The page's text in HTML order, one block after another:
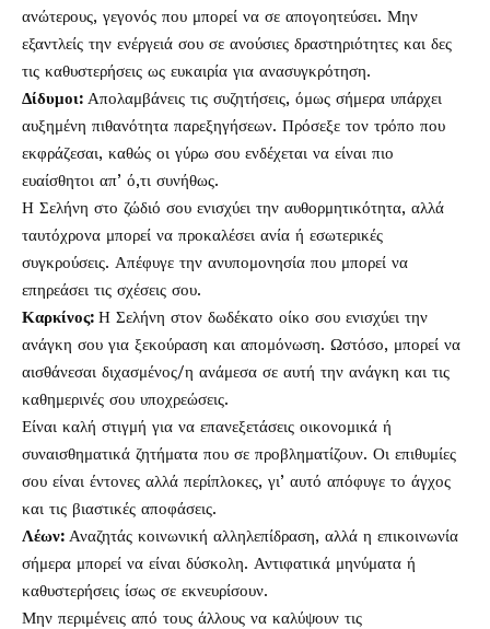
ανώτερους, γεγονός που μπορεί να σε απογοητεύσει. Μην
εξαντλείς την ενέργειά σου σε ανούσιες δραστηριότητες και δες
τις καθυστερήσεις ως ευκαιρία για ανασυγκρότηση.
Δίδυμοι: Απολαμβάνεις τις συζητήσεις, όμως σήμερα υπάρχει
αυξημένη πιθανότητα παρεξηγήσεων. Πρόσεξε τον τρόπο που
εκφράζεσαι, καθώς οι γύρω σου ενδέχεται να είναι πιο
ευαίσθητοι απ’ ό,τι συνήθως.
Η Σελήνη στο ζώδιό σου ενισχύει την αυθορμητικότητα, αλλά
ταυτόχρονα μπορεί να προκαλέσει ανία ή εσωτερικές
συγκρούσεις. Απέφυγε την ανυπομονησία που μπορεί να
επηρεάσει τις σχέσεις σου.
Καρκίνος: Η Σελήνη στον δωδέκατο οίκο σου ενισχύει την
ανάγκη σου για ξεκούραση και απομόνωση. Ωστόσο, μπορεί να
αισθάνεσαι διχασμένος/η ανάμεσα σε αυτή την ανάγκη και τις
καθημερινές σου υποχρεώσεις.
Είναι καλή στιγμή για να επανεξετάσεις οικονομικά ή
συναισθηματικά ζητήματα που σε προβληματίζουν. Οι επιθυμίες
σου είναι έντονες αλλά περίπλοκες, γι’ αυτό απόφυγε το άγχος
και τις βιαστικές αποφάσεις.
Λέων: Αναζητάς κοινωνική αλληλεπίδραση, αλλά η επικοινωνία
σήμερα μπορεί να είναι δύσκολη. Αντιφατικά μηνύματα ή
καθυστερήσεις ίσως σε εκνευρίσουν.
Μην περιμένεις από τους άλλους να καλύψουν τις